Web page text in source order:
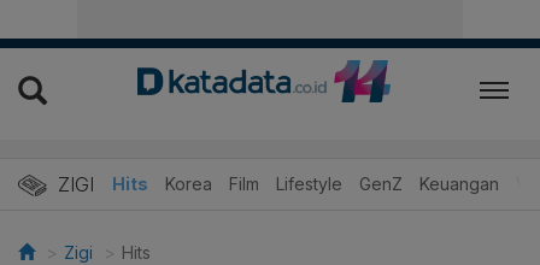
ZIGI Hits Korea Film Lifestyle GenZ Keuangan
Zigi Hits